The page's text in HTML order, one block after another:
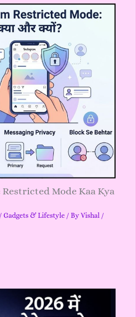
Mode Kaa Kya
/ Gadgets & Lifestyle/ ByVishal /